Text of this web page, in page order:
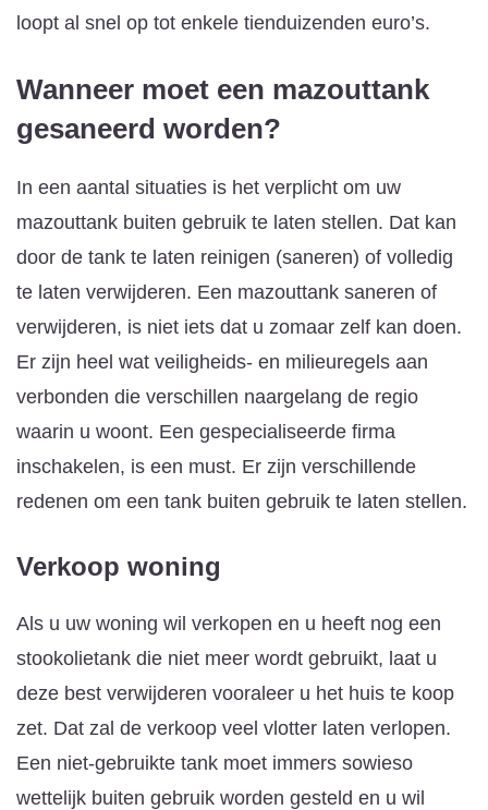
loopt al snel op tot enkele tienduizenden euro’s.
Wanneer moet een mazouttank
gesaneerd worden?
In een aantal situaties is het verplicht om uw
mazouttank buiten gebruik te laten stellen. Dat kan
door de tank te laten reinigen (saneren) of volledig
te laten verwijderen. Een mazouttank saneren of
verwijderen, is niet iets dat u zomaar zelf kan doen.
Er zijn heel wat veiligheids- en milieuregels aan
verbonden die verschillen naargelang de regio
waarin u woont. Een gespecialiseerde firma
inschakelen, is een must. Er zijn verschillende
redenen om een tank buiten gebruik te laten stellen.
Verkoop woning
Als u uw woning wil verkopen en u heeft nog een
stookolietank die niet meer wordt gebruikt, laat u
deze best verwijderen vooraleer u het huis te koop
zet. Dat zal de verkoop veel vlotter laten verlopen.
Een niet-gebruikte tank moet immers sowieso
wettelijk buiten gebruik worden gesteld en u wil